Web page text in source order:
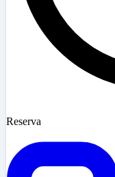
Reserva